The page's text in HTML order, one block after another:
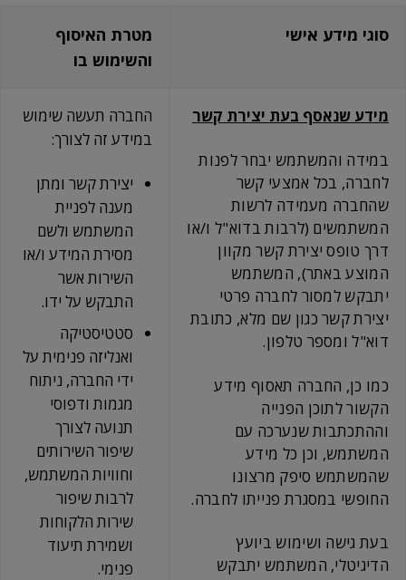
סוגי מידע אישי
מטרת האיסוף
והשימוש בו
מידע שנאסף בעת יצירת קשר
במידה והמשתמש יבחר לפנות
לחברה, בכל אמצעי קשר
שהחברה מעמידה לרשות
המשתמשים (לרבות בדוא"ל ו/או
דרך טופס יצירת קשר מקוון
המוצע באתר), המשתמש
יתבקש למסור לחברה פרטי
יצירת קשר כגון שם מלא, כתובת
דוא"ל ומספר טלפון.
כמו כן, החברה תאסוף מידע
הקשור לתוכן הפנייה
וההתכתבות שנערכה עם
המשתמש, וכן כל מידע
שהמשתמש סיפק מרצונו
החופשי במסגרת פנייתו לחברה.
בעת גישה ושימוש ביועץ
הדיגיטלי, המשתמש יתבקש
החברה תעשה שימוש
במידע זה לצורך:
יצירת קשר ומתן
מענה לפניית
המשתמש ולשם
מסירת המידע ו/או
השירות אשר
התבקש על ידו.
סטטיסטיקה
ואנליזה פנימית על
ידי החברה, ניתוח
מגמות ודפוסי
תנועה לצורך
שיפור השירותים
וחוויות המשתמש,
לרבות שיפור
שירות הלקוחות
ושמירת תיעוד
פנימי.